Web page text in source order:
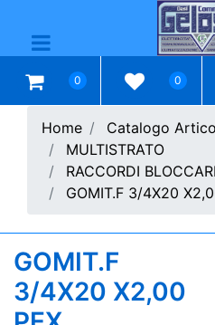
Open menu
0 0
Home Catalogo
MULTISTRATO
RACCORDI
GOMIT.F 3/4X20
GOMIT.F
3/4X20 X2,00